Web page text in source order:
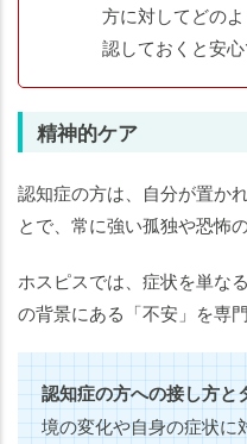
方に対してどの
認しておくと安心
精神的ケア
認知症の方は、自分が置か
とで、常に強い孤独や恐怖
ホスピスでは、症状を単な
の背景にある「不安」を専
認知症の方への接し方と
境の変化や自身の症状に